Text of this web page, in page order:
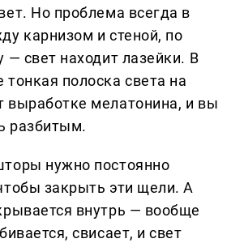
Но проблема всегда в
карнизом и стеной, по
— свет находит лазейки. В
полоска света на
выработке мелатонина, и вы
разбитым.
нужно постоянно
закрыть эти щели. А
внутрь — вообще
свисает, и свет